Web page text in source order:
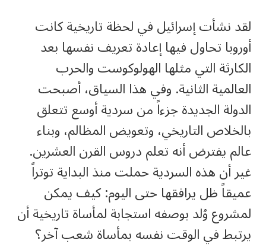
لقد نشأت إسرائيل في لحظة تاريخية كانت
أوروبا تحاول فيها إعادة تعريف نفسها بعد
الكارثة التي مثلها الهولوكوست والحرب
العالمية الثانية. وفي هذا السياق، أصبحت
الدولة الجديدة جزءاً من سردية أوسع تتعلق
بالخلاص التاريخي، وتعويض المظالم، وبناء
عالم يفترض أنه تعلم دروس القرن العشرين.
غير أن هذه السردية حملت منذ البداية توتراً
عميقاً ظل يرافقها حتى اليوم: كيف يمكن
لمشروع وُلد بوصفه استجابة لمأساة تاريخية أن
يرتبط في الوقت نفسه بمأساة شعب آخر؟